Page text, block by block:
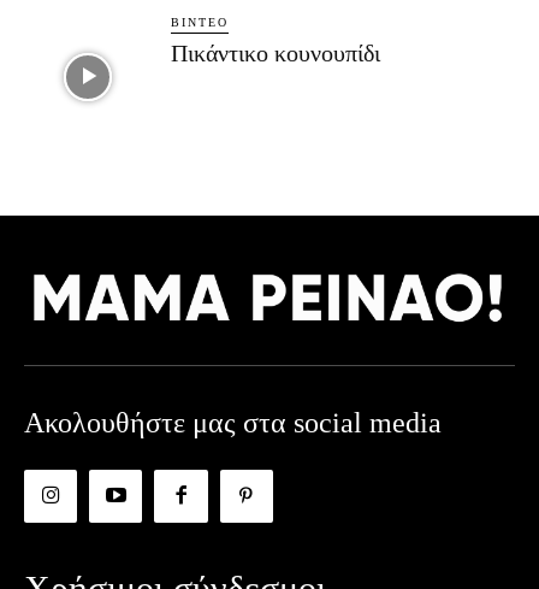
ΒΊΝΤΕΟ
Πικάντικο κουνουπίδι
Ακολουθήστε μας στα social media